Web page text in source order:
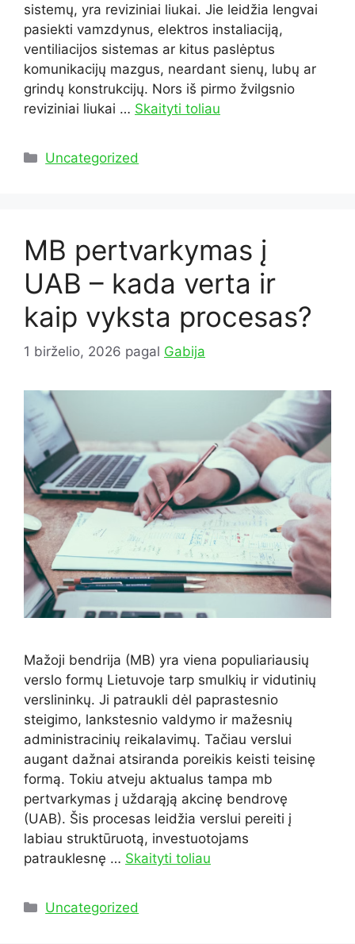
sistemų, yra reviziniai liukai. Jie leidžia lengvai
pasiekti vamzdynus, elektros instaliaciją,
ventiliacijos sistemas ar kitus paslėptus
komunikacijų mazgus, neardant sienų, lubų ar
grindų konstrukcijų. Nors iš pirmo žvilgsnio
reviziniai liukai … Skaityti toliau
Kategorijos
Uncategorized
MB pertvarkymas į
UAB – kada verta ir
kaip vyksta procesas?
1 birželio, 2026 pagal Gabija
Mažoji bendrija (MB) yra viena populiariausių
verslo formų Lietuvoje tarp smulkių ir vidutinių
verslininkų. Ji patraukli dėl paprastesnio
steigimo, lankstesnio valdymo ir mažesnių
administracinių reikalavimų. Tačiau verslui
augant dažnai atsiranda poreikis keisti teisinę
formą. Tokiu atveju aktualus tampa mb
pertvarkymas į uždarąją akcinę bendrovę
(UAB). Šis procesas leidžia verslui pereiti į
labiau struktūruotą, investuotojams
patrauklesnę … Skaityti toliau
Kategorijos
Uncategorized